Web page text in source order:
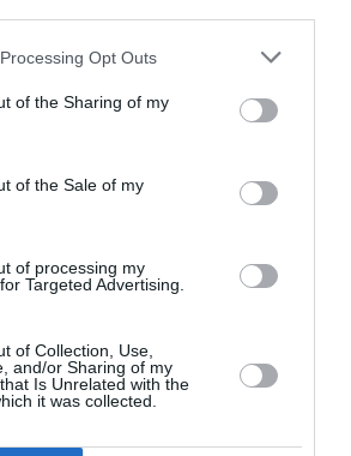
Opt Outs
of the Sharing of my
of the Sale of my
of processing my
Targeted Advertising.
of Collection, Use,
and/or Sharing of my
Is Unrelated with the
it was collected.
έκθεσης στο Inclusivity Lounge
στο πλαίσιο του Delphi
παρά τα περιορισμένα
στη διάθεσή μας, οι
χρόνια, φαίνεται να
βαθμό τις γυναίκες
των περιοχών αυτών.
την εξασφάλιση
τη μεγέθυνση του ψηφιακού
γυναικών, τα ζητήματα που